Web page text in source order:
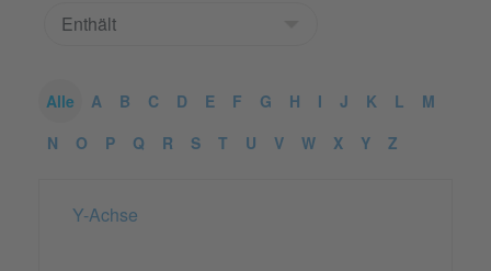
Alle A B C D E F G H I J K L
M
N
O P Q R S T U V W X Y Z
Y-Achse